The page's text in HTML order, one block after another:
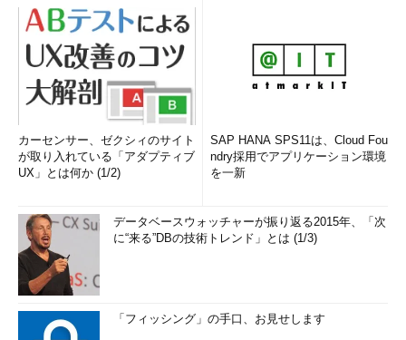
カーセンサー、ゼクシィのサイト
が取り入れている「アダプティブ
UX」とは何か (1/2)
SAP HANA SPS11は、Cloud Fou
ndry採用でアプリケーション環境
を一新
データベースウォッチャーが振り返る2015年、「次
に“来る”DBの技術トレンド」とは (1/3)
「フィッシング」の手口、お見せします